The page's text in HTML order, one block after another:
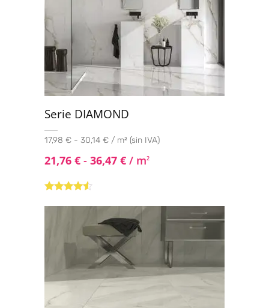
Serie DIAMOND
17,98 € - 30,14 € / m² (sin IVA)
21,76 € - 36,47 € / m2
con4.40